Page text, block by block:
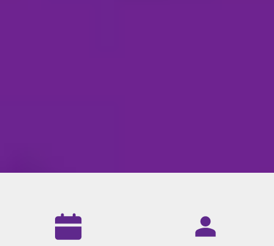
Resultados da nossa agência de marketing digital: mais